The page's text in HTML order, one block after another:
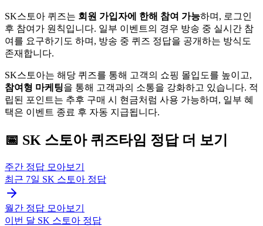
SK스토아 퀴즈는 회원 가입자에 한해 참여 가능하며, 로그인
후 참여가 원칙입니다. 일부 이벤트의 경우 방송 중 실시간 참
여를 요구하기도 하며, 방송 중 퀴즈 정답을 공개하는 방식도
존재합니다.
SK스토아는 해당 퀴즈를 통해 고객의 쇼핑 몰입도를 높이고,
참여형 마케팅을 통해 고객과의 소통을 강화하고 있습니다. 적
립된 포인트는 추후 구매 시 현금처럼 사용 가능하며, 일부 혜
택은 이벤트 종료 후 자동 지급됩니다.
📅 SK 스토아 퀴즈타임 정답 더 보기
주간 정답 모아보기
최근 7일 SK 스토아 정답
월간 정답 모아보기
이번 달 SK 스토아 정답